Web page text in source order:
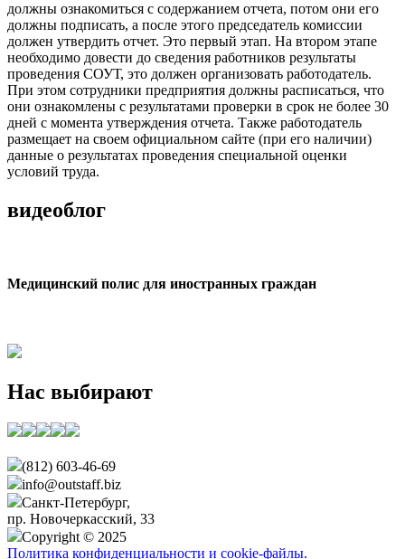
должны ознакомиться с содержанием отчета, потом они его
должны подписать, а после этого председатель комиссии
должен утвердить отчет. Это первый этап. На втором этапе
необходимо довести до сведения работников результаты
проведения СОУТ, это должен организовать работодатель.
При этом сотрудники предприятия должны расписаться, что
они ознакомлены с результатами проверки в срок не более 30
дней с момента утверждения отчета. Также работодатель
размещает на своем официальном сайте (при его наличии)
данные о результатах проведения специальной оценки
условий труда.
видеоблог
Медицинский полис для иностранных граждан
Нас выбирают
(812) 603-46-69
info@outstaff.biz
Санкт-Петербург,
пр. Новочеркасский, 33
Copyright © 2025
Политика конфиденциальности и cookie-файлы.